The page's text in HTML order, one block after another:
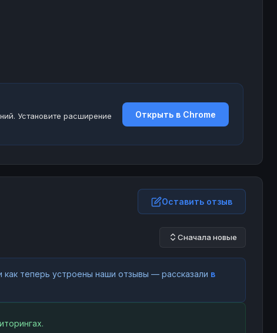
Установите расширение
Открыть в Chrome
Оставить отзыв
Сначала новые
теперь устроены наши отзывы — рассказали в